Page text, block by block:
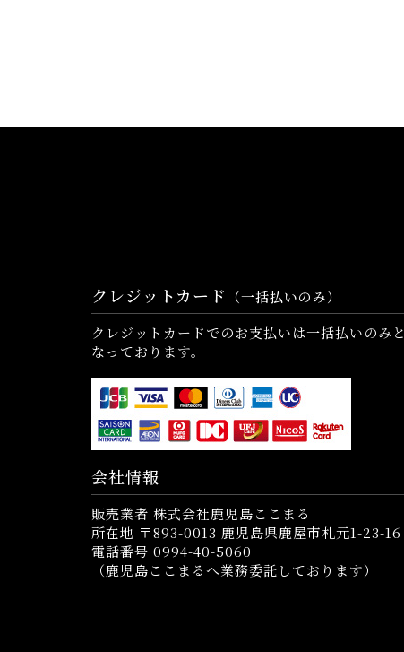
クレジットカード
（一括払いのみ）
クレジットカードでのお支払いは一括払いのみと
なっております。
会社情報
販売業者 株式会社鹿児島ここまる
所在地 〒893-0013 鹿児島県鹿屋市札元1-23-16
電話番号 0994-40-5060
（鹿児島ここまるへ業務委託しております）